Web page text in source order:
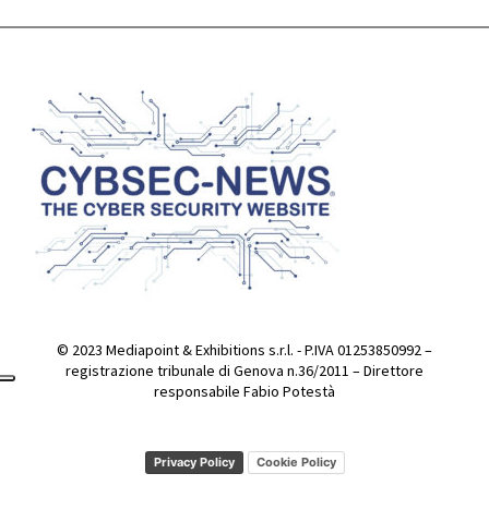
© 2023 Mediapoint & Exhibitions s.r.l. - P.IVA 01253850992 –
registrazione tribunale di Genova n.36/2011 – Direttore
responsabile Fabio Potestà
Privacy Policy Cookie Policy